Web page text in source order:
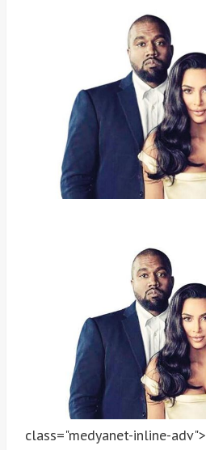
class="medyanet-inline-adv">